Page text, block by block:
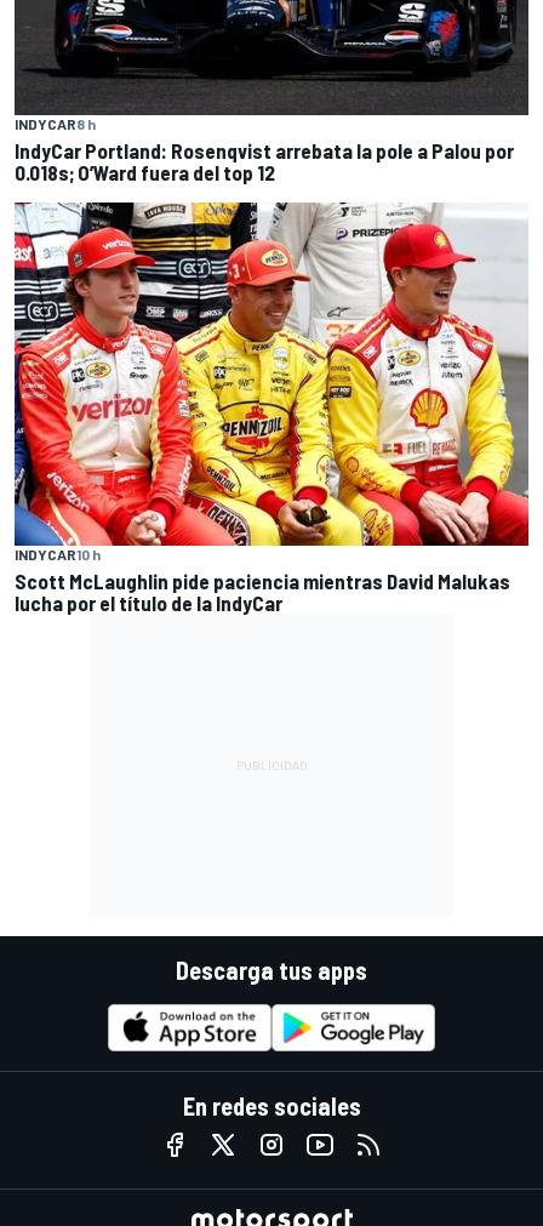
INDYCAR8 h
IndyCar Portland: Rosenqvist arrebata la pole a Palou por
0.018s; O’Ward fuera del top 12
INDYCAR10 h
Scott McLaughlin pide paciencia mientras David Malukas
lucha por el título de la IndyCar
Descarga tus apps
En redes sociales